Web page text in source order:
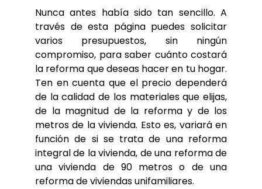
Nunca antes había sido tan sencillo. A
través de esta página puedes solicitar
varios presupuestos, sin ningún
compromiso, para saber cuánto costará
la reforma que deseas hacer en tu hogar.
Ten en cuenta que el precio dependerá
de la calidad de los materiales que elijas,
de la magnitud de la reforma y de los
metros de la vivienda. Esto es, variará en
función de si se trata de una reforma
integral de la vivienda, de una reforma de
una vivienda de 90 metros o de una
reforma de viviendas unifamiliares.